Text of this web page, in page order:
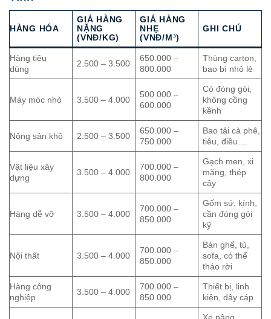
HÀNG HÓA
GIÁ HÀNG
NẶNG
(VNĐ/KG)
GIÁ HÀNG
NHẸ
(VNĐ/M³)
GHI CHÚ
Hàng tiêu
dùng
2.500 – 3.500
650.000 –
800.000
Thùng carton,
bao bì nhỏ lẻ
Máy móc nhỏ 3.500 – 4.000
500.000 –
600.000
Có đóng gói,
không cồng
kềnh
Nông sản khô 2.500 – 3.500
650.000 –
750.000
Bao tải cà phê,
tiêu, điều…
Vật liệu xây
dựng
3.500 – 4.000
700.000 –
800.000
Gạch men, xi
măng, thép
cây
Hàng dễ vỡ 3.500 – 4.000
700.000 –
850.000
Gốm sứ, kính,
cần đóng gói
kỹ
Nội thất 3.500 – 4.000
700.000 –
850.000
Bàn ghế, tủ,
sofa, có thể
tháo rời
Hàng công
nghiệp
3.500 – 4.000
700.000 –
850.000
Thiết bị, linh
kiện, dây cáp
Xe nâng,